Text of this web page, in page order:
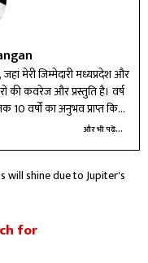
मेरी जिम्मेदारी मध्यप्रदेश और
की कवरेज और प्रस्तुति है। वर्ष
वर्षों का अनुभव प्राप्त किया
न्यूज़ राइटिंग और डिजिटल टूल्स
करने के लिए प्रतिबद्ध हूं।
और भी पढ़ें...
will shine due to Jupiter's
for